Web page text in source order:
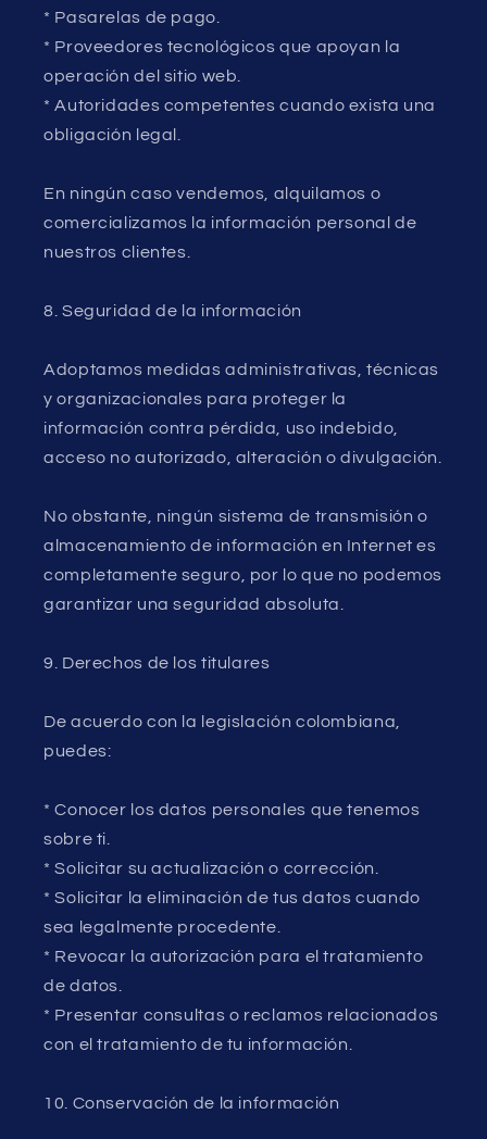
* Pasarelas de pago.
* Proveedores tecnológicos que apoyan la
operación del sitio web.
* Autoridades competentes cuando exista una
obligación legal.
En ningún caso vendemos, alquilamos o
comercializamos la información personal de
nuestros clientes.
8. Seguridad de la información
Adoptamos medidas administrativas, técnicas
y organizacionales para proteger la
información contra pérdida, uso indebido,
acceso no autorizado, alteración o divulgación.
No obstante, ningún sistema de transmisión o
almacenamiento de información en Internet es
completamente seguro, por lo que no podemos
garantizar una seguridad absoluta.
9. Derechos de los titulares
De acuerdo con la legislación colombiana,
puedes:
* Conocer los datos personales que tenemos
sobre ti.
* Solicitar su actualización o corrección.
* Solicitar la eliminación de tus datos cuando
sea legalmente procedente.
* Revocar la autorización para el tratamiento
de datos.
* Presentar consultas o reclamos relacionados
con el tratamiento de tu información.
10. Conservación de la información